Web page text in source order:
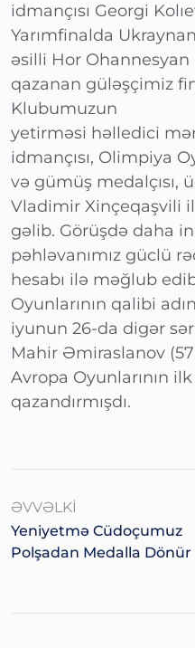
idmançısı Georgi
Yarımfinalda
əsilli Hor
qazanan güləşçimiz
Klubumuzun
yetirməsi həlledici
idmançısı, Olimpiya
və gümüş medalçısı,
Vladimir Xinçeqaşvili
gəlib. Görüşdə daha
pəhləvanımız güclü
hesabı ilə məğlub
Oyunlarının qalibi
iyunun 26-da digər
Mahir Əmiraslanov
Avropa Oyunlarının ilk
qazandırmışdı.
ƏVVƏLKI
Yeniyetmə Cüdoçumuz
Polşadan Medalla Dönür